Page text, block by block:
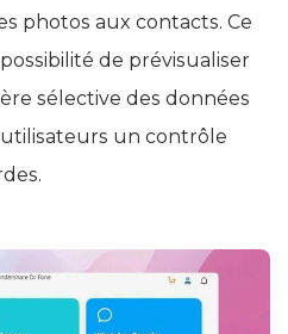
photos aux contacts. Ce
de prévisualiser
sélective des données
un contrôle